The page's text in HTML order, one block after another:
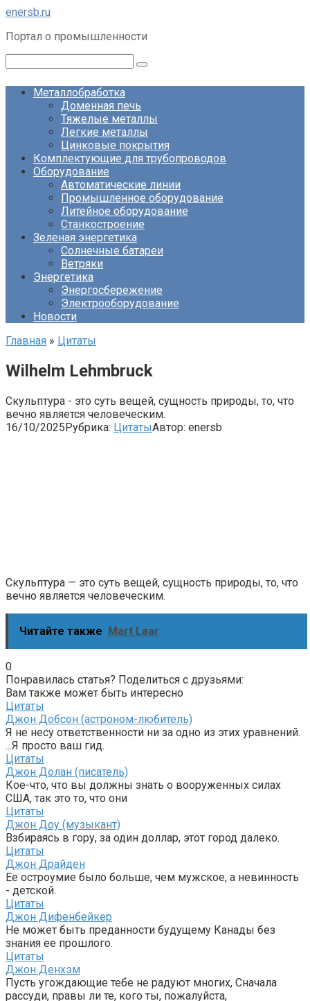
Перейти
контенту
enersb.ru
Портал о промышленности
Металлобработка
Доменная печь
Тяжелые металлы
Легкие металлы
Цинковые покрытия
Комплектующие для трубопроводов
Оборудование
Автоматические линии
Промышленное оборудование
Литейное оборудование
Станкостроение
Зеленая энергетика
Солнечные батареи
Ветряки
Энергетика
Энергосбережение
Электрооборудование
Новости
Главная » Цитаты
Wilhelm Lehmbruck
Скульптура - это суть вещей, сущность природы, то, что
вечно является человеческим.
16/10/2025Рубрика: ЦитатыАвтор: enersb
Скульптура — это суть вещей, сущность природы, то, что
вечно является человеческим.
Читайте также Mart Laar
0
Понравилась статья? Поделиться с друзьями:
Вам также может быть интересно
Цитаты
Джон Добсон (астроном-любитель)
Я не несу ответственности ни за одно из этих уравнений.
...Я просто ваш гид.
Цитаты
Джон Долан (писатель)
Кое-что, что вы должны знать о вооруженных силах
США, так это то, что они
Цитаты
Джон Доу (музыкант)
Взбираясь в гору, за один доллар, этот город далеко.
Цитаты
Джон Драйден
Ее остроумие было больше, чем мужское, а невинность
- детской.
Цитаты
Джон Дифенбейкер
Не может быть преданности будущему Канады без
знания ее прошлого.
Цитаты
Джон Денхэм
Пусть угождающие тебе не радуют многих, Сначала
рассуди, правы ли те, кого ты, пожалуйста,